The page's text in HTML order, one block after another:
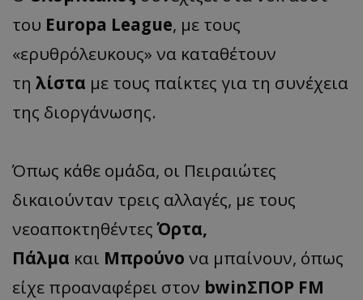
του Europa League, με τους
«ερυθρόλευκους» να καταθέτουν
τη λίστα με τους παίκτες για τη συνέχεια
της διοργάνωσης.
Όπως κάθε ομάδα, οι Πειραιώτες
δικαιούνταν τρεις αλλαγές, με τους
νεοαποκτηθέντεςΌρτα,
Πάλμα και Μπρούνο να μπαίνουν, όπως
είχε προαναφέρει στον bwinΣΠΟΡ FM